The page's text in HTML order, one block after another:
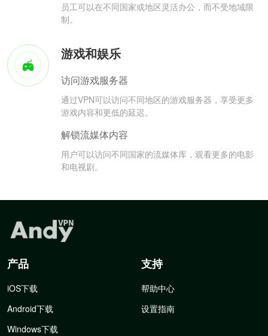
员工可以在不同国家或地区灵活办公，而不受地域限
制。
游戏和娱乐
访问游戏服务器
通过VPN可以访问不同地区的游戏服务器，享受更多
游戏内容和更低的延迟。
解锁流媒体内容
用户可以访问不同国家的流媒体库，观看更多的电影
和电视剧。
产品
iOS下载
Android下载
Windows下载
支持
帮助中心
设置指南